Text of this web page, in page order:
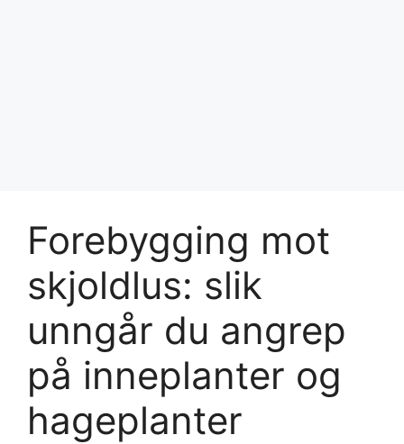
Forebygging mot
skjoldlus: slik
unngår du angrep
på inneplanter og
hageplanter